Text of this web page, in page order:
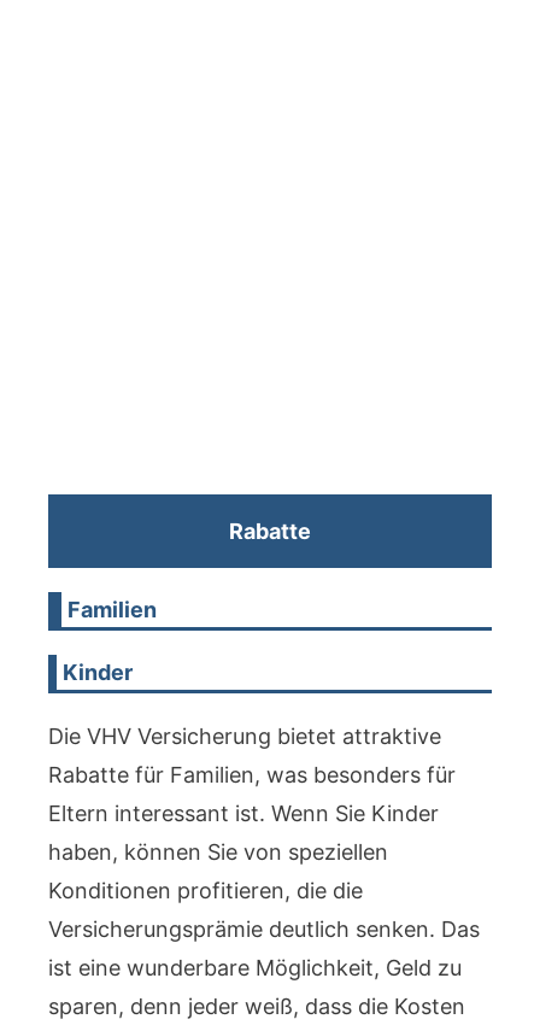
Rabatte
Familien
Kinder
Die VHV Versicherung bietet attraktive
Rabatte für Familien, was besonders für
Eltern interessant ist. Wenn Sie Kinder
haben, können Sie von speziellen
Konditionen profitieren, die die
Versicherungsprämie deutlich senken. Das
ist eine wunderbare Möglichkeit, Geld zu
sparen, denn jeder weiß, dass die Kosten